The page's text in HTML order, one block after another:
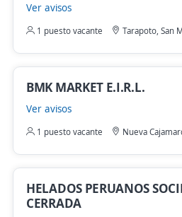
Ver avisos
1 puesto vacante Tarapoto, San
BMK MARKET E.I.R.L.
Ver avisos
1 puesto vacante Nueva
HELADOS PERUANOS
CERRADA